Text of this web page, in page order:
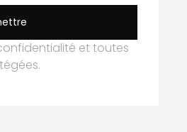
et toutes